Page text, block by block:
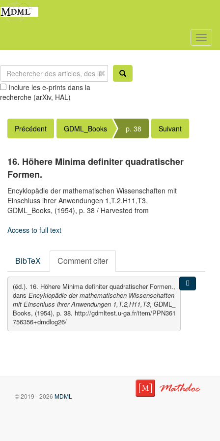
Inclure les e-prints dans la
recherche (arXiv, HAL)
Précédent GDML_Books p. 38 Suivant
16. Höhere Minima definiter quadratischer
Formen.
Encyklopädie der mathematischen Wissenschaften mit
Einschluss ihrer Anwendungen 1,T.2,H11,T3,
GDML_Books, (1954), p. 38 / Harvested from
Access to full text
BibTeX Comment citer
(éd.). 16. Höhere Minima definiter quadratischer Formen.,
dans Encyklopädie der mathematischen Wissenschaften
mit Einschluss ihrer Anwendungen 1,T.2,H11,T3, GDML_
Books, (1954), p. 38. http://gdmltest.u-ga.fr/item/PPN361
756356+dmdlog26/
© 2019 - 2026 MDML